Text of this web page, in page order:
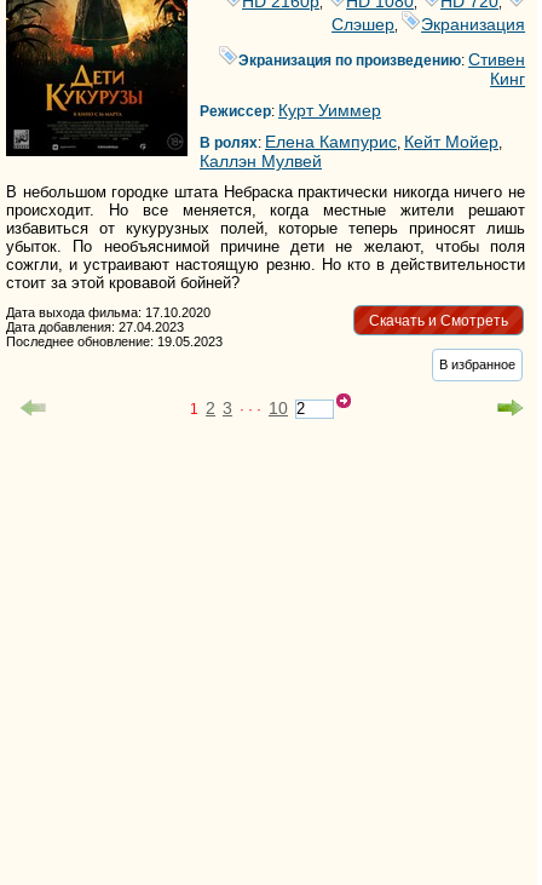
Слэшер Экранизация
Экранизация по произведению:Стивен
Кинг
Режиссер: Курт Уиммер
В ролях: Елена Кампурис, Кейт Мойер,
Каллэн Мулвей
В небольшом городке штата Небраска практически никогда ничего не
происходит. Но все меняется, когда местные жители решают
избавиться от кукурузных полей, которые теперь приносят лишь
убыток. По необъяснимой причине дети не желают, чтобы поля
сожгли, и устраивают настоящую резню. Но кто в действительности
стоит за этой кровавой бойней?
Скачать и Смотреть
Дата выхода фильма: 17.10.2020
Дата добавления: 27.04.2023
Последнее обновление: 19.05.2023
В избранное
1 2 3 · · · 10